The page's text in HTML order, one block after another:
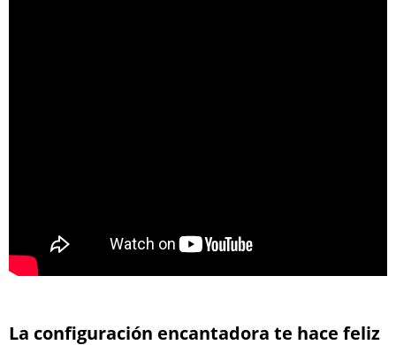
La configuración encantadora te hace feliz